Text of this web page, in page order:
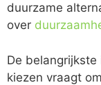
duurzame
over
De
kiezen vraagt